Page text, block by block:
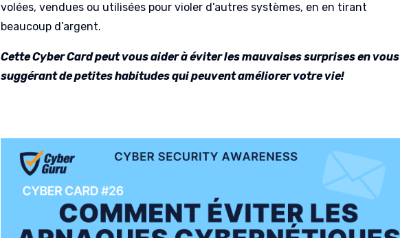
volées, vendues ou utilisées pour violer d’autres systèmes, en en tirant
beaucoup d’argent.
Cette Cyber Card peut vous aider à éviter les mauvaises surprises en vous
suggérant de petites habitudes qui peuvent améliorer votre vie!